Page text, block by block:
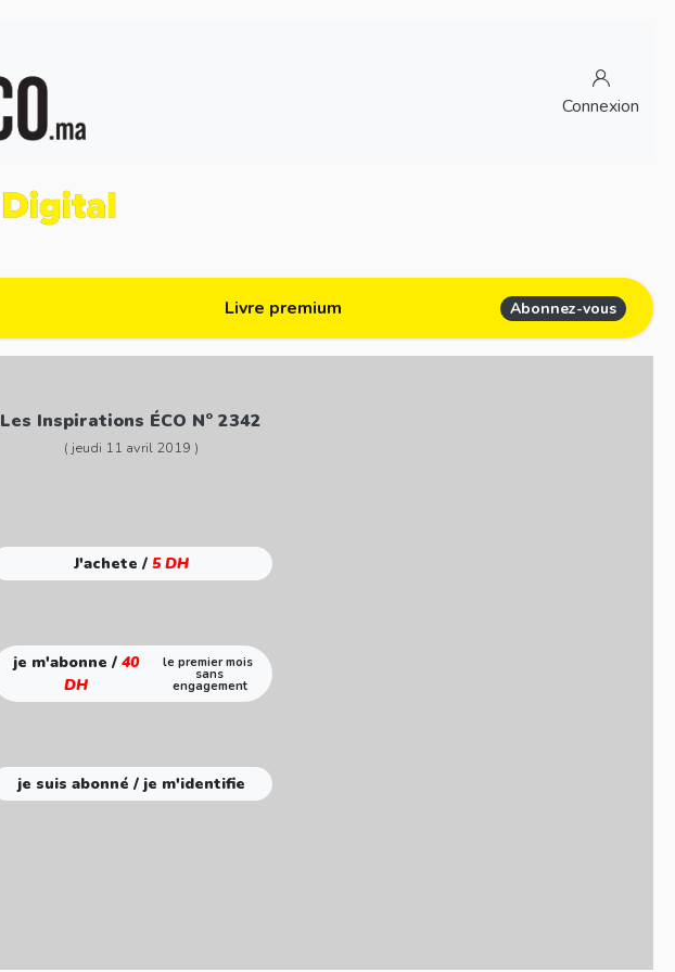
Connexion
Livre premium Abonnez-vous
Les Inspirations ÉCO N° 2342
( jeudi 11 avril 2019 )
J'achete / 5 DH
je m'abonne / 40
DH
le premier mois
sans
engagement
je suis abonné / je m'identifie